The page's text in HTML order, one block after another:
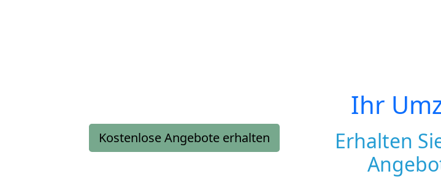
Kostenlose Angebote erhalten
Ihr
Erhalten